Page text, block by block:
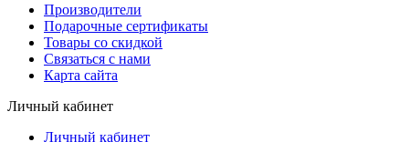
Производители
Подарочные сертификаты
Товары со скидкой
Связаться с нами
Карта сайта
Личный кабинет
Личный кабинет